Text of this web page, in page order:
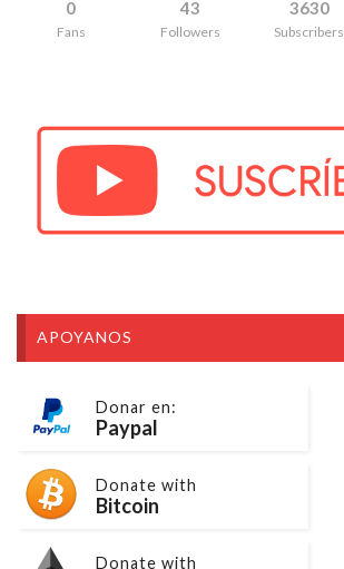
0
Fans
43
Followers
3630
Subscribers
APOYANOS
Donar en:
Paypal
Donate with
Bitcoin
Donate with